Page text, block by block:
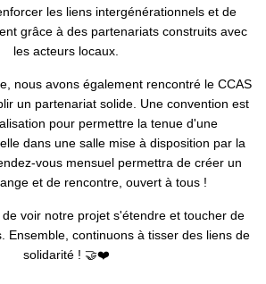
les liens intergénérationnels et de
grâce à des partenariats construits avec
les acteurs locaux
nous avons également rencontré le CCAS
un partenariat solide. Une convention est
pour permettre la tenue d'une
dans une salle mise à disposition par la
vous mensuel permettra de créer un
et de rencontre, ouvert à tous !
voir notre projet s'étendre et toucher de
. Ensemble, continuons à tisser des liens de
solidarité ! 🤝❤️